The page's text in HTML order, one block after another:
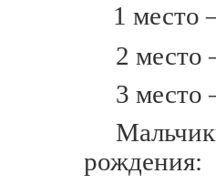
1 место
2 место
3 место
рождения: